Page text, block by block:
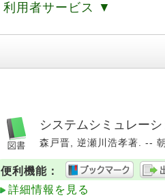
利用者サービス ▼
システムシミュレーシ
森戸晋, 逆瀬川浩孝著. --
便利機能：
詳細情報を見る